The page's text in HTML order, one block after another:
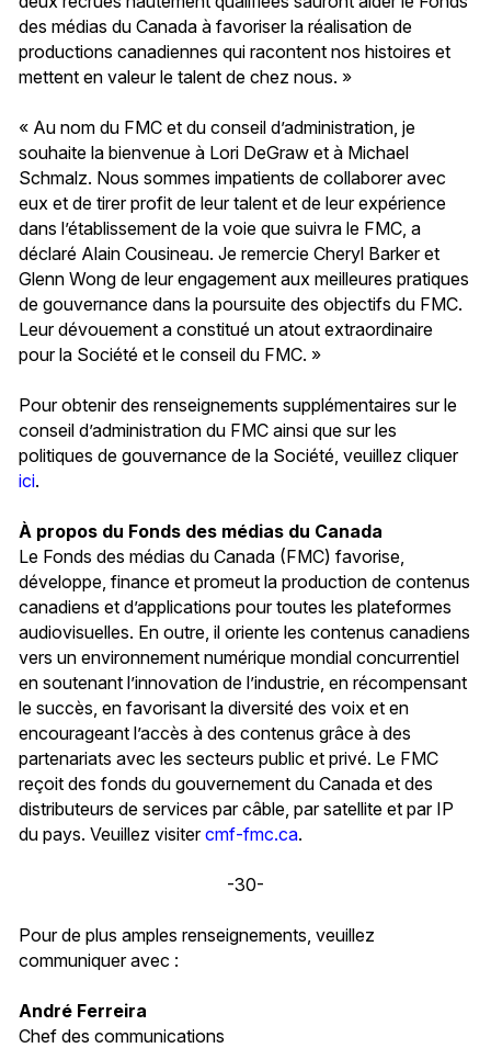
des médias du Canada à favoriser la réalisation de
productions canadiennes qui racontent nos histoires et
mettent en valeur le talent de chez nous. »
« Au nom du FMC et du conseil d’administration, je
souhaite la bienvenue à Lori DeGraw et à Michael
Schmalz. Nous sommes impatients de collaborer avec
eux et de tirer profit de leur talent et de leur expérience
dans l’établissement de la voie que suivra le FMC, a
déclaré Alain Cousineau. Je remercie Cheryl Barker et
Glenn Wong de leur engagement aux meilleures pratiques
de gouvernance dans la poursuite des objectifs du FMC.
Leur dévouement a constitué un atout extraordinaire
pour la Société et le conseil du FMC. »
Pour obtenir des renseignements supplémentaires sur le
conseil d’administration du FMC ainsi que sur les
politiques de gouvernance de la Société, veuillez cliquer
ici.
À propos du Fonds des médias du Canada
Le Fonds des médias du Canada (FMC) favorise,
développe, finance et promeut la production de contenus
canadiens et d’applications pour toutes les plateformes
audiovisuelles. En outre, il oriente les contenus canadiens
vers un environnement numérique mondial concurrentiel
en soutenant l’innovation de l’industrie, en récompensant
le succès, en favorisant la diversité des voix et en
encourageant l’accès à des contenus grâce à des
partenariats avec les secteurs public et privé. Le FMC
reçoit des fonds du gouvernement du Canada et des
distributeurs de services par câble, par satellite et par IP
du pays. Veuillez visitercmf-fmc.ca.
-30-
Pour de plus amples renseignements, veuillez
communiquer avec :
André Ferreira
Chef des communications